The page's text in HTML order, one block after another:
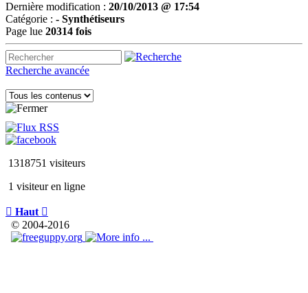
Dernière modification : 20/10/2013 @ 17:54
Catégorie : - Synthétiseurs
Page lue 20314 fois
Recherche avancée
1318751 visiteurs
1 visiteur en ligne
 Haut 
© 2004-2016